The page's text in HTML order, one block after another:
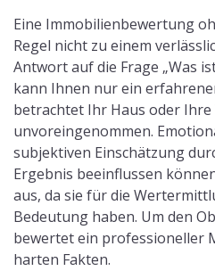
Eine Immobilienbewertung
Regel nicht zu einem
Antwort auf die Frage „Was
kann Ihnen nur ein
betrachtet Ihr Haus oder
unvoreingenommen.
subjektiven Einschätzung
Ergebnis beeinflussen
aus, da sie für die
Bedeutung haben. Um den
bewertet ein professioneller
harten Fakten.